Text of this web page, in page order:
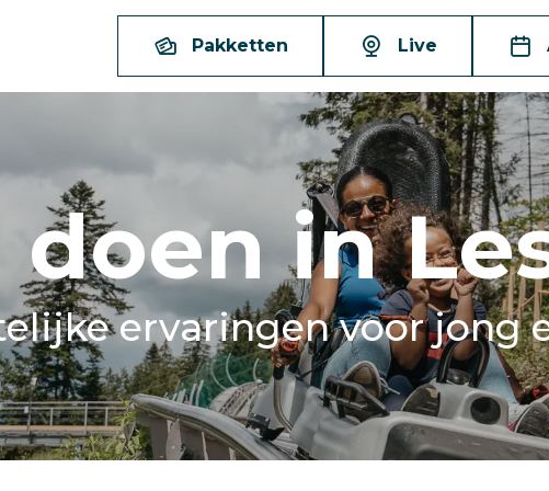
Pakketten Live
in
ervaringen voor jong